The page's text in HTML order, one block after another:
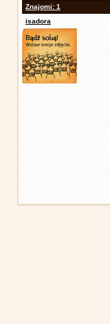
Znajomi: 1
isadora